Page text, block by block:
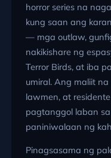
horror series na
kung saan ang
— mga outlaw,
nakikishare ng
Terror Birds, at iba
umiral. Ang maliit
lawmen, at
pagtanggol laban
paniniwalaan ng
Pinagsasama ng